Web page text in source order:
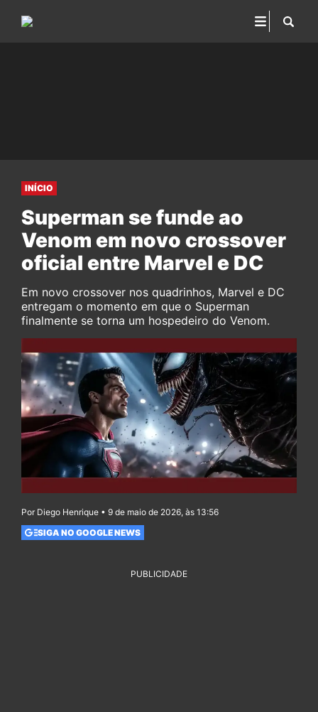
INÍCIO
Superman se funde ao
Venom em novo crossover
oficial entre Marvel e DC
Em novo crossover nos quadrinhos, Marvel e DC
entregam o momento em que o Superman
finalmente se torna um hospedeiro do Venom.
Por Diego Henrique • 9 de maio de 2026, às 13:56
SIGA NO GOOGLE NEWS
PUBLICIDADE